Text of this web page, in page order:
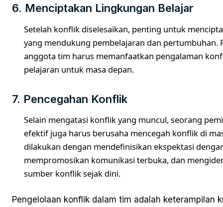
6. Menciptakan Lingkungan Belajar
Setelah konflik diselesaikan, penting untuk
yang mendukung pembelajaran dan pertumbuhan.
anggota tim harus memanfaatkan pengalaman
pelajaran untuk masa depan.
7. Pencegahan Konflik
Selain mengatasi konflik yang muncul, seorang
efektif juga harus berusaha mencegah konflik di
dilakukan dengan mendefinisikan ekspektasi
mempromosikan komunikasi terbuka, dan
sumber konflik sejak dini.
Pengelolaan konflik dalam tim adalah keterampilan